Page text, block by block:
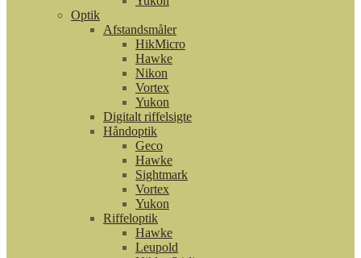
Optik
Afstandsmåler
HikMicro
Hawke
Nikon
Vortex
Yukon
Digitalt riffelsigte
Håndoptik
Geco
Hawke
Sightmark
Vortex
Yukon
Riffeloptik
Hawke
Leupold